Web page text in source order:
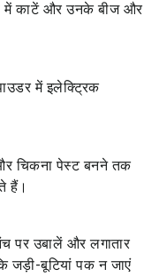
में काटें और उनके बीज और
में इलेक्ट्रिक
चिकना पेस्ट बनने तक
हैं।
पर उबालें और लगातार
बूटियां पक न जाएं